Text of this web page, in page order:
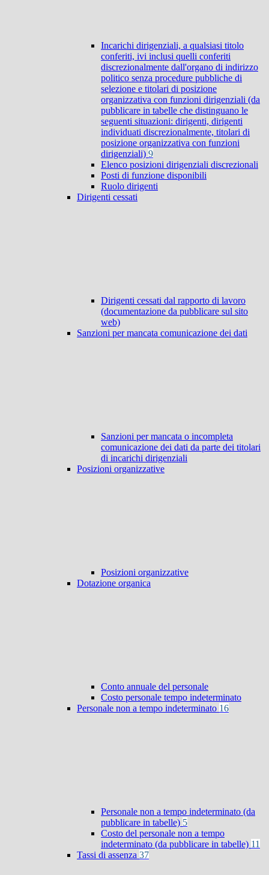
Incarichi dirigenziali, a qualsiasi titolo
conferiti, ivi inclusi quelli conferiti
discrezionalmente dall'organo di indirizzo
politico senza procedure pubbliche di
selezione e titolari di posizione
organizzativa con funzioni dirigenziali (da
pubblicare in tabelle che distinguano le
seguenti situazioni: dirigenti, dirigenti
individuati discrezionalmente, titolari di
posizione organizzativa con funzioni
dirigenziali) 9
Elenco posizioni dirigenziali discrezionali
Posti di funzione disponibili
Ruolo dirigenti
Dirigenti cessati
Dirigenti cessati dal rapporto di lavoro
(documentazione da pubblicare sul sito
web)
Sanzioni per mancata comunicazione dei dati
Sanzioni per mancata o incompleta
comunicazione dei dati da parte dei titolari
di incarichi dirigenziali
Posizioni organizzative
Posizioni organizzative
Dotazione organica
Conto annuale del personale
Costo personale tempo indeterminato
Personale non a tempo indeterminato 16
Personale non a tempo indeterminato (da
pubblicare in tabelle) 5
Costo del personale non a tempo
indeterminato (da pubblicare in tabelle) 11
Tassi di assenza 37